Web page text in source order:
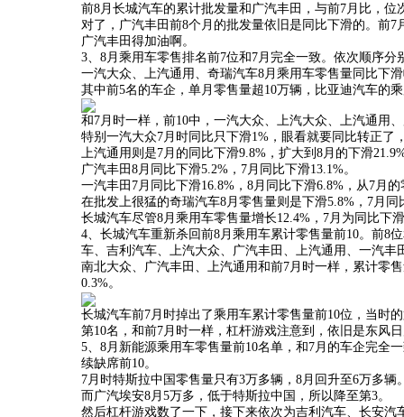
前8月长城汽车的累计批发量和广汽丰田，与前7月比，
对了，广汽丰田前8个月的批发量依旧是同比下滑的。前
广汽丰田得加油啊。
3、8月乘用车零售排名前7位和7月完全一致。依次顺序
一汽大众、上汽通用、奇瑞汽车8月乘用车零售量同比下
其中前5名的车企，单月零售量超10万辆，比亚迪汽车的
和7月时一样，前10中，一汽大众、上汽大众、上汽通用
特别一汽大众7月时同比只下滑1%，眼看就要同比转正了
上汽通用则是7月的同比下滑9.8%，扩大到8月的下滑
广汽丰田8月同比下滑5.2%，7月同比下滑13.1%。
一汽丰田7月同比下滑16.8%，8月同比下滑6.8%，从7月
在批发上很猛的奇瑞汽车8月零售量则是下滑5.8%，7月
长城汽车尽管8月乘用车零售量增长12.4%，7月为同比下
4、长城汽车重新杀回前8月乘用车累计零售量前10。前8
车、吉利汽车、上汽大众、广汽丰田、上汽通用、一汽丰
南北大众、广汽丰田、上汽通用和前7月时一样，累计零
0.3%。
长城汽车前7月时掉出了乘用车累计零售量前10位，当
第10名，和前7月时一样，杠杆游戏注意到，依旧是东风
5、8月新能源乘用车零售量前10名单，和7月的车企完全
续缺席前10。
7月时特斯拉中国零售量只有3万多辆，8月回升至6万多辆
而广汽埃安8月5万多，低于特斯拉中国，所以降至第3。
然后杠杆游戏数了一下，接下来依次为吉利汽车、长安